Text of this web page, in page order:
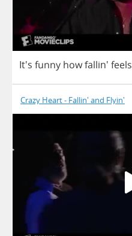
It's funny howfallin' feels
Crazy Heart - Fallin' and Flyin'